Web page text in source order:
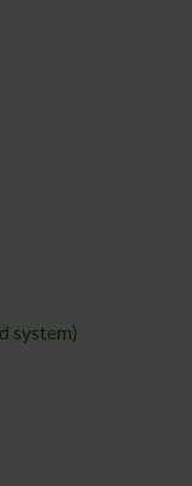
system)